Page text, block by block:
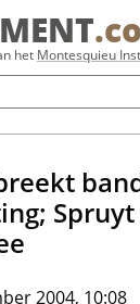
het Montesquieu
2004, 10:08